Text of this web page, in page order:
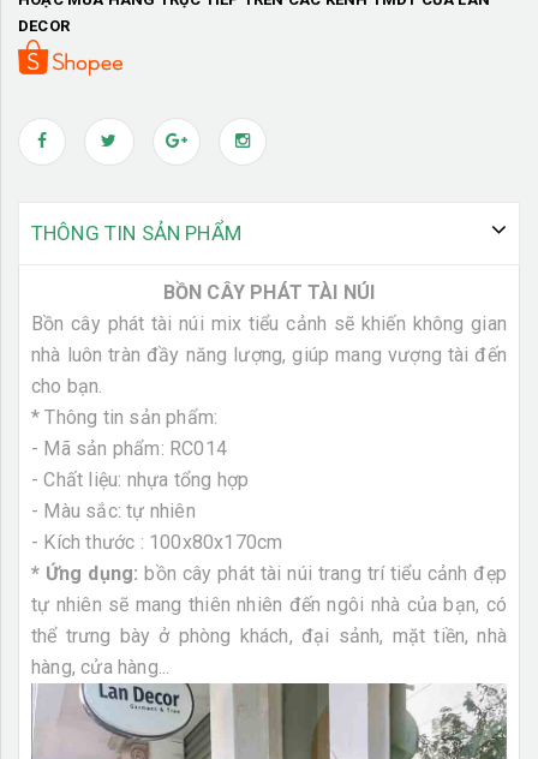
DECOR
THÔNG TIN SẢN PHẨM
BỒN CÂY PHÁT TÀI NÚI
Bồn cây phát tài núi mix tiểu cảnh sẽ khiến không gian
nhà luôn tràn đầy năng lượng, giúp mang vượng tài đến
cho bạn.
* Thông tin sản phẩm:
- Mã sản phẩm: RC014
- Chất liệu: nhựa tổng hợp
- Màu sắc: tự nhiên
- Kích thước : 100x80x170cm
* Ứng dụng: bồn cây phát tài núi trang trí tiểu cảnh đẹp
tự nhiên sẽ mang thiên nhiên đến ngôi nhà của bạn, có
thể trưng bày ở phòng khách, đại sảnh, mặt tiền, nhà
hàng, cửa hàng...